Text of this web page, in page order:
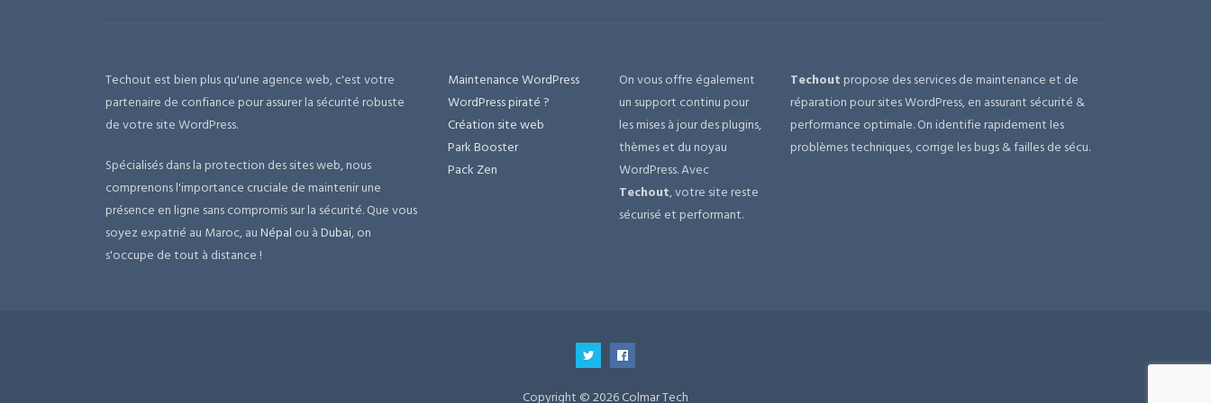
Techout est bien plus qu'une agence web, c'est votre
partenaire de confiance pour assurer la sécurité robuste
de votre site WordPress.
Spécialisés dans la protection des sites web, nous
comprenons l'importance cruciale de maintenir une
présence en ligne sans compromis sur la sécurité. Que vous
soyez expatrié au Maroc, auNépal ou àDubai, on
s'occupe de tout à distance !
Maintenance WordPress
WordPress piraté ?
Création site web
Park Booster
Pack Zen
On vous offre également
un support continu pour
les mises à jour des plugins,
thèmes et du noyau
WordPress. Avec
Techout, votre site reste
sécurisé et performant.
Techout propose des services de maintenance et de
réparation pour sites WordPress, en assurant sécurité &
performance optimale. On identifie rapidement les
problèmes techniques, corrige les bugs & failles de sécu.
Copyright © 2026 Colmar Tech